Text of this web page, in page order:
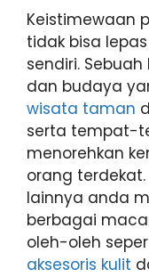
Keistimewaan
tidak bisa
sendiri.
dan budaya
wisata taman
serta tempat-
menorehkan
orang
lainnya anda
berbagai
oleh-oleh
aksesoris kulit